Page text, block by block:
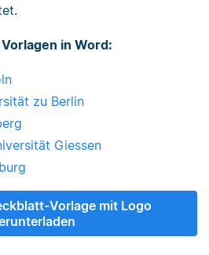
in Word:
zu Berlin
Giessen
Vorlage mit Logo